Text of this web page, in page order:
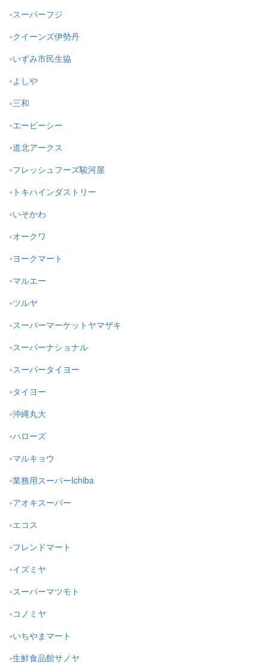
スーパーフジ
クイーンズ伊勢丹
いずみ市民生協
よしや
三和
エービーシー
道北アークス
フレッシュフーズ駿河屋
トキハインダストリー
いそかわ
オークワ
ヨークマート
マルエー
ツルヤ
スーパーマーケットヤマザキ
スーパーナショナル
スーパータイヨー
タイヨー
沖縄丸大
ハローズ
マルキョウ
業務用スーパーIchiba
アオキスーパー
エコス
フレンドマート
イズミヤ
スーパーマツモト
コノミヤ
いちやまマート
生鮮食品館サノヤ